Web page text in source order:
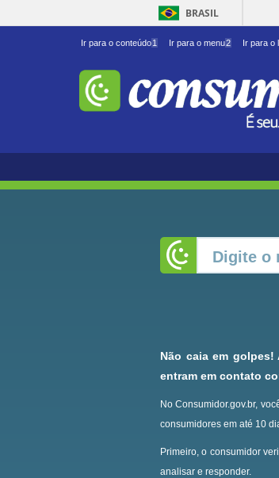
BRASIL
Ir para o conteúdo1 Ir para o menu2 Ir para o
Não caia em
entram em contato
No Consumidor.gov.br,
consumidores em até 10
Primeiro, o consumidor
analisar e responder.